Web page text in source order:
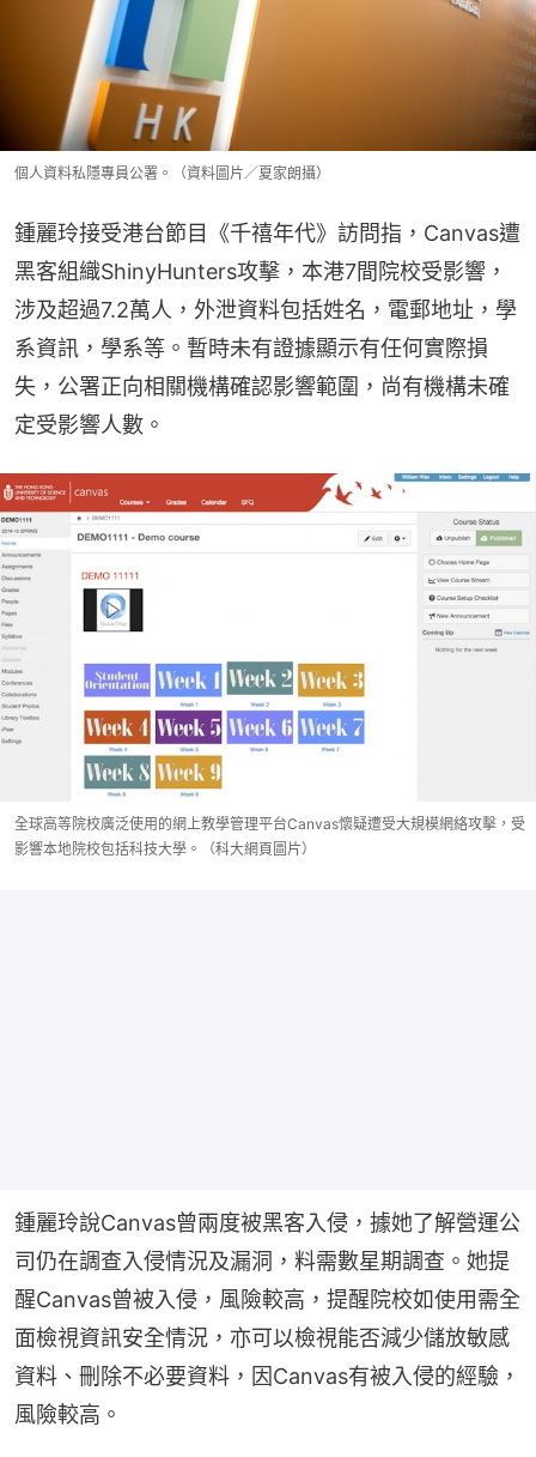
個人資料私隱專員公署。（資料圖片／夏家朗攝）
鍾麗玲接受港台節目《千禧年代》訪問指，Canvas遭
黑客組織ShinyHunters攻擊，本港7間院校受影響，
涉及超過7.2萬人，外泄資料包括姓名，電郵地址，學
系資訊，學系等。暫時未有證據顯示有任何實際損
失，公署正向相關機構確認影響範圍，尚有機構未確
定受影響人數。
全球高等院校廣泛使用的網上教學管理平台Canvas懷疑遭受大規模網絡攻擊，受
影響本地院校包括科技大學。（科大網頁圖片）
鍾麗玲說Canvas曾兩度被黑客入侵，據她了解營運公
司仍在調查入侵情況及漏洞，料需數星期調查。她提
醒Canvas曾被入侵，風險較高，提醒院校如使用需全
面檢視資訊安全情況，亦可以檢視能否減少儲放敏感
資料、刪除不必要資料，因Canvas有被入侵的經驗，
風險較高。